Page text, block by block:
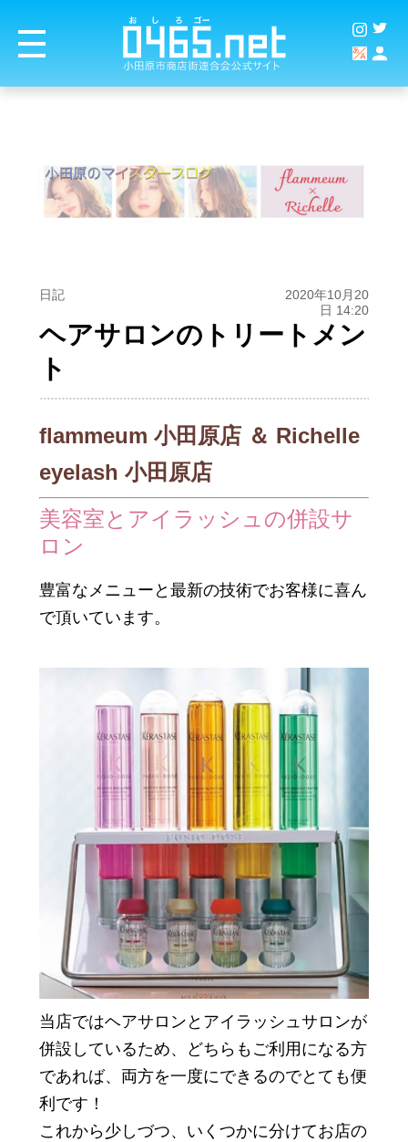
商店街
日記
2020年10月20
日 14:20
ヘアサロンのトリートメン
ト
flammeum 小田原店 ＆ Richelle
eyelash 小田原店
美容室とアイラッシュの併設サ
ロン
豊富なメニューと最新の技術でお客様に喜ん
で頂いています。
当店ではヘアサロンとアイラッシュサロンが
併設しているため、どちらもご利用になる方
であれば、両方を一度にできるのでとても便
利です！
これから少しづつ、いくつかに分けてお店の